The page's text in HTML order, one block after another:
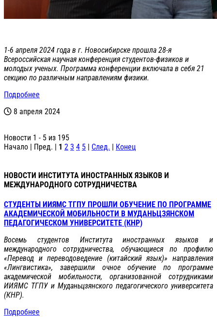
1-6 апреля 2024 года в г. Новосибирске прошла 28-я
Всероссийская научная конференция студентов-физиков и
молодых ученых. Программа конференции включала в себя 21
секцию по различным направлениям физики.
Подробнее
8 апреля 2024
Новости 1 - 5 из 195
Начало | Пред. | 1 2 3 4 5 | След. | Конец
НОВОСТИ ИНСТИТУТА ИНОСТРАННЫХ ЯЗЫКОВ И
МЕЖДУНАРОДНОГО СОТРУДНИЧЕСТВА
СТУДЕНТЫ ИИЯМС ТГПУ ПРОШЛИ ОБУЧЕНИЕ ПО ПРОГРАММЕ
АКАДЕМИЧЕСКОЙ МОБИЛЬНОСТИ В МУДАНЬЦЗЯНСКОМ
ПЕДАГОГИЧЕСКОМ УНИВЕРСИТЕТЕ (КНР)
Восемь студентов Института иностранных языков и
международного сотрудничества, обучающиеся по профилю
«Перевод и переводоведение (китайский язык)» направления
«Лингвистика», завершили очное обучение по программе
академической мобильности, организованной сотрудниками
ИИЯМС ТГПУ и Муданьцзянского педагогического университета
(КНР).
Подробнее